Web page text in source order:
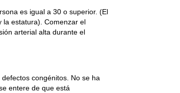
es igual a 30 o superior. (El
la estatura). Comenzar el
arterial alta durante el
congénitos. No se ha
entere de que está